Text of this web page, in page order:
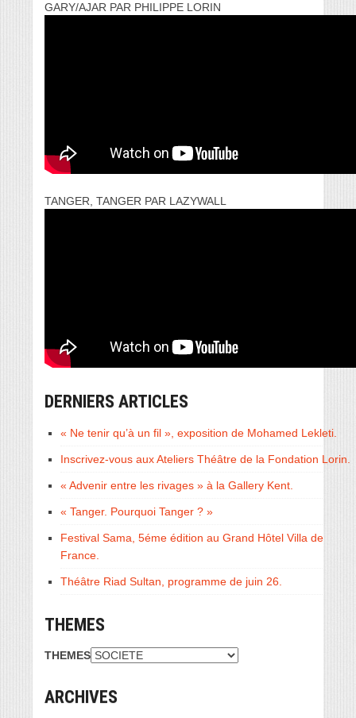
GARY/AJAR PAR PHILIPPE LORIN
TANGER, TANGER PAR LAZYWALL
DERNIERS ARTICLES
« Ne tenir qu’à un fil », exposition de Mohamed Lekleti.
Inscrivez-vous aux Ateliers Théâtre de la Fondation Lorin.
« Advenir entre les rivages » à la Gallery Kent.
« Tanger. Pourquoi Tanger ? »
Festival Sama, 5éme édition au Grand Hôtel Villa de
France.
Théâtre Riad Sultan, programme de juin 26.
THEMES
THEMES
ARCHIVES